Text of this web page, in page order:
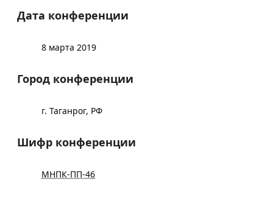
Дата конференции
8 марта 2019
Город конференции
г. Таганрог, РФ
Шифр конференции
МНПК-ПП-46